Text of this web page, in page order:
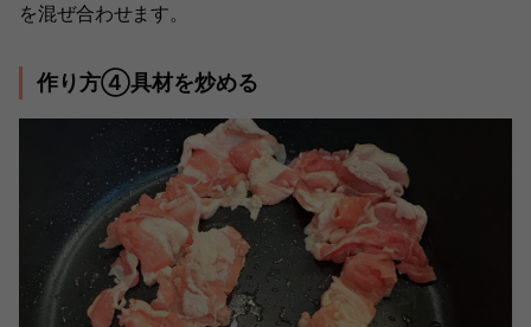
を混ぜ合わせます。
作り方④具材を炒める